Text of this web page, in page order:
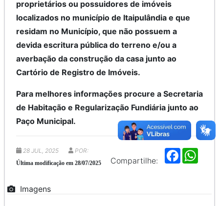
proprietários ou possuidores de imóveis
localizados no município de Itaipulândia e que
residam no Município, que não possuem a
devida escritura pública do terreno e/ou a
averbação da construção da casa junto ao
Cartório de Registro de Imóveis.
Para melhores informações procure a Secretaria
de Habitação e Regularização Fundiária junto ao
Paço Municipal.
Compartilhe:
F
a
28 JUL, 2025 POR:
Última modificação em 28/07/2025
Imagens